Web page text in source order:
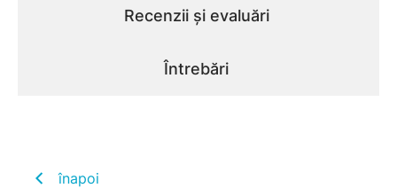
Recenzii și evaluări
Întrebări
înapoi